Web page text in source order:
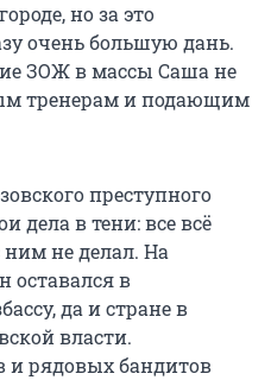
но за это
очень большую дань.
ЗОЖ в массы Саша не
тренерам и подающим
преступного
дела в тени: все всё
ним не делал. На
оставался в
да и стране в
власти.
и рядовых бандитов